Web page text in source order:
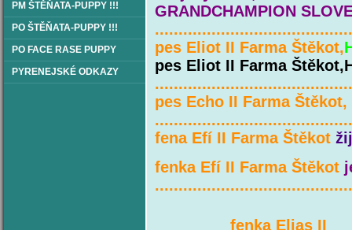
PM ŠTĚŇATA-PUPPY !!!
PO ŠTĚŇATA-PUPPY !!!
PO FACE RASE PUPPY
PYRENEJSKÉ ODKAZY
GRANDCHAMPION
pes Eliot II Farma Štěkot,
pes Eliot II Farma
pes Echo II Farma Štěkot,
fena Efí II Farma Štěkot
fenka Efí II Farma Štěkot
fenka Elias II